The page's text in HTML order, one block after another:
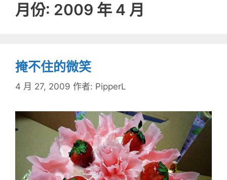
月份: 2009 年 4 月
掩不住的微笑
4 月 27, 2009 作者: PipperL